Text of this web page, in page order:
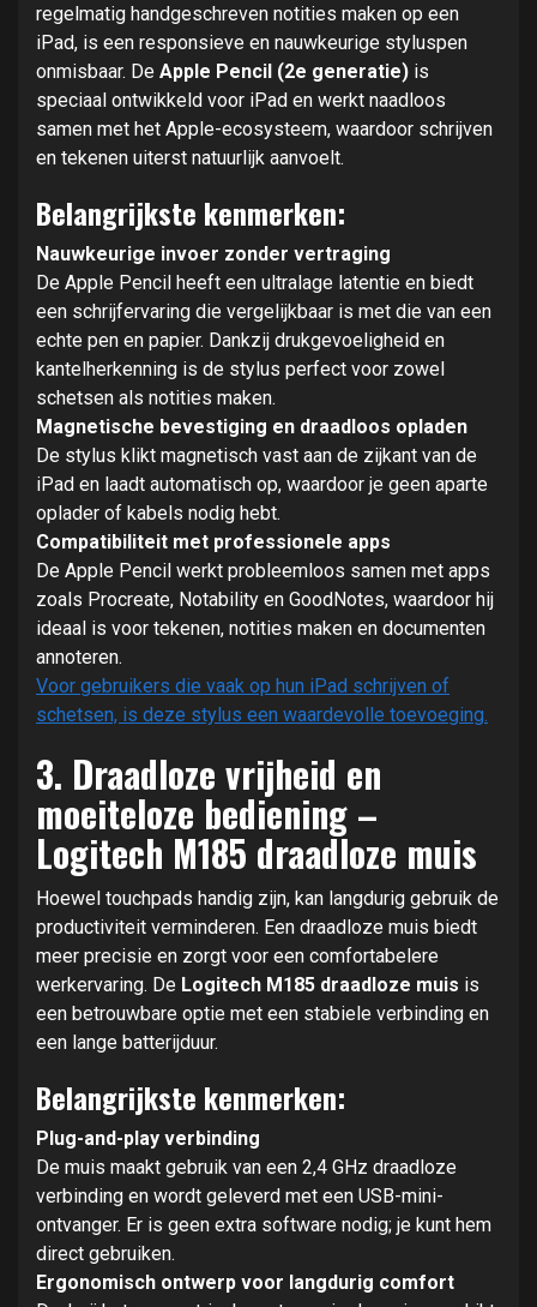
regelmatig handgeschreven notities maken op een
iPad, is een responsieve en nauwkeurige styluspen
onmisbaar. De Apple Pencil (2e generatie) is
speciaal ontwikkeld voor iPad en werkt naadloos
samen met het Apple-ecosysteem, waardoor schrijven
en tekenen uiterst natuurlijk aanvoelt.
Belangrijkste kenmerken:
Nauwkeurige invoer zonder vertraging
De Apple Pencil heeft een ultralage latentie en biedt
een schrijfervaring die vergelijkbaar is met die van een
echte pen en papier. Dankzij drukgevoeligheid en
kantelherkenning is de stylus perfect voor zowel
schetsen als notities maken.
Magnetische bevestiging en draadloos opladen
De stylus klikt magnetisch vast aan de zijkant van de
iPad en laadt automatisch op, waardoor je geen aparte
oplader of kabels nodig hebt.
Compatibiliteit met professionele apps
De Apple Pencil werkt probleemloos samen met apps
zoals Procreate, Notability en GoodNotes, waardoor hij
ideaal is voor tekenen, notities maken en documenten
annoteren.
Voor gebruikers die vaak op hun iPad schrijven of
schetsen, is deze stylus een waardevolle toevoeging.
3. Draadloze vrijheid en
moeiteloze bediening –
Logitech M185 draadloze muis
Hoewel touchpads handig zijn, kan langdurig gebruik de
productiviteit verminderen. Een draadloze muis biedt
meer precisie en zorgt voor een comfortabelere
werkervaring. De Logitech M185 draadloze muis is
een betrouwbare optie met een stabiele verbinding en
een lange batterijduur.
Belangrijkste kenmerken:
Plug-and-play verbinding
De muis maakt gebruik van een 2,4 GHz draadloze
verbinding en wordt geleverd met een USB-mini-
ontvanger. Er is geen extra software nodig; je kunt hem
direct gebruiken.
Ergonomisch ontwerp voor langdurig comfort